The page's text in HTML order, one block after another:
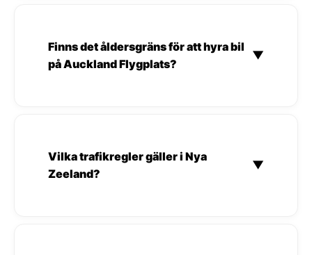
Finns det åldersgräns för att hyra bil
på Auckland Flygplats?
▼
Vilka trafikregler gäller i Nya
Zeeland?
▼